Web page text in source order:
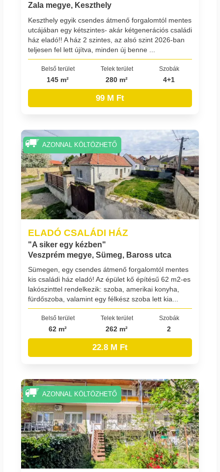
Zala megye, Keszthely
Keszthely egyik csendes átmenő forgalomtól mentes
utcájában egy kétszintes- akár kétgenerációs családi
ház eladó!! A ház 2 szintes, az alsó szint 2026-ban
teljesen fel lett újítva, minden új benne ...
Belső terület
145 m²
Telek terület
280 m²
Szobák
4+1
99 M Ft
ELADÓ CSALÁDI HÁZ
"A siker egy kézben"
Veszprém megye, Sümeg, Baross utca
Sümegen, egy csendes átmenő forgalomtól mentes
kis családi ház eladó! Az épület kő építésű 62 m2-es
lakószinttel rendelkezik: szoba, amerikai konyha,
fürdőszoba, valamint egy félkész szoba lett kia...
Belső terület
62 m²
Telek terület
262 m²
Szobák
2
22.8 M Ft
AZONNAL KÖLTÖZHETŐ
AZONNAL KÖLTÖZHETŐ